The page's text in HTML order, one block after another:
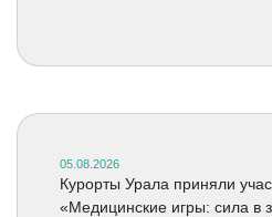
05.08.2026
Курорты Урала приняли
«Медицинские игры: сила в